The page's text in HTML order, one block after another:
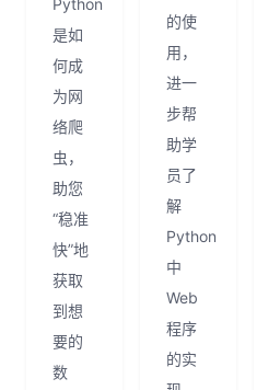
Python
是如
何成
为网
络爬
虫，
助您
“稳准
快”地
获取
到想
要的
数
的使
用，
进一
步帮
助学
员了
解
Python
中
Web
程序
的实